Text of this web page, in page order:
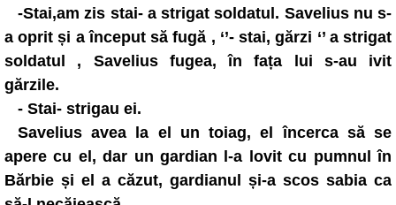
-Stai,am zis stai- a strigat soldatul. Savelius nu s-
a oprit și a început să fugă , ‘’- stai, gărzi ‘’ a strigat
soldatul , Savelius fugea, în fața lui s-au ivit
gărzile.
- Stai- strigau ei.
Savelius avea la el un toiag, el încerca să se
apere cu el, dar un gardian l-a lovit cu pumnul în
Bărbie și el a căzut, gardianul și-a scos sabia ca